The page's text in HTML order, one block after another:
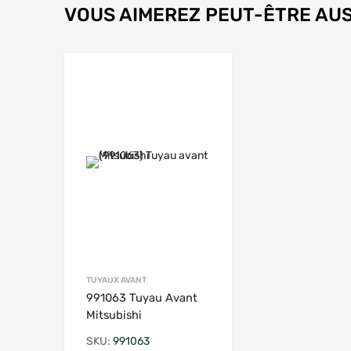
VOUS AIMEREZ PEUT-ÊTRE
TUYAUX AVANT
991063 Tuyau Avant
Mitsubishi
SKU:991063